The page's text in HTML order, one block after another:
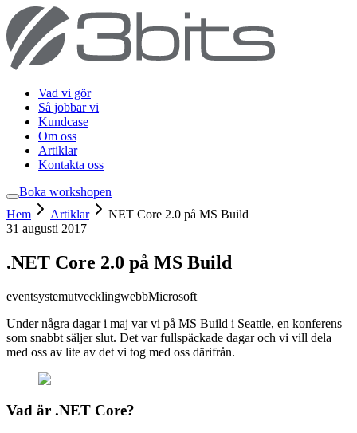
Vad vi gör
Så jobbar vi
Kundcase
Om oss
Artiklar
Kontakta oss
Boka workshopen
Hem
Artiklar
NET Core 2.0 på MS Build
31 augusti 2017
.NET Core 2.0 på MS Build
eventsystemutvecklingwebbMicrosoft
Under några dagar i maj var vi på MS Build i Seattle, en konferens
som snabbt säljer slut. Det var fullspäckade dagar och vi vill dela
med oss av lite av det vi tog med oss därifrån.
Vad är .NET Core?